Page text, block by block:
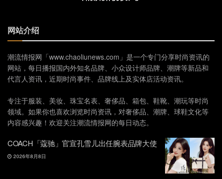
网站介绍
潮流情报网「www.chaoliunews.com」是一个专门分享时尚资讯的
网站，每日播报国内外知名品牌、小众设计师品牌、潮牌等新品和
代言人资讯，近期时尚事件、品牌线上及实体店活动资讯。
专注于服装、美妆、珠宝名表、奢侈品、箱包、鞋靴、潮玩等时尚
领域。如果你也喜欢浏览时尚资讯，对奢侈品、潮牌、球鞋文化等
内容感兴趣！欢迎关注潮流情报网的每日动态。
COACH「蔻驰」官宣孔雪儿出任腕表品牌大使
2026年8月8日